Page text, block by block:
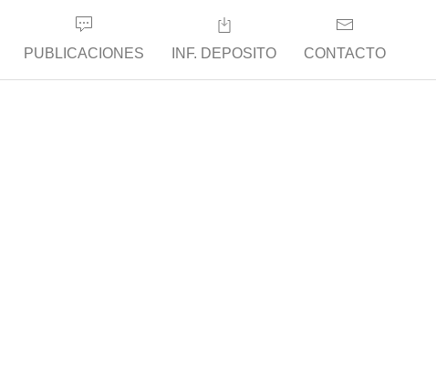
PUBLICACIONES INF. DEPOSITO CONTACTO